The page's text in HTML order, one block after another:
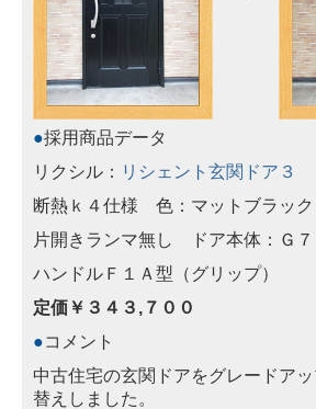
●採用商品データ
リクシル： リシェント玄関ドア３
断熱ｋ４仕様 色：マットブラック
片開きランマ無し ドア本体：Ｇ７
ハンドルＦ１Ａ型（グリップ）
定価￥３４３,７００
●コメント
中古住宅の玄関ドアをグレードア
替えしました。